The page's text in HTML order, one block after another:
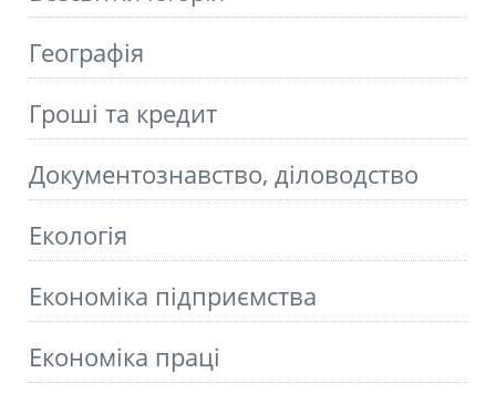
Географія
Гроші та кредит
Документознавство, діловодство
Екологія
Економіка підприємства
Економіка праці